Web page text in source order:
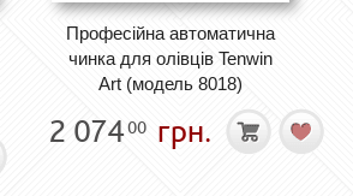
Професійна автоматична
чинка для олівців Tenwin
Art (модель 8018)
2 07400 грн.